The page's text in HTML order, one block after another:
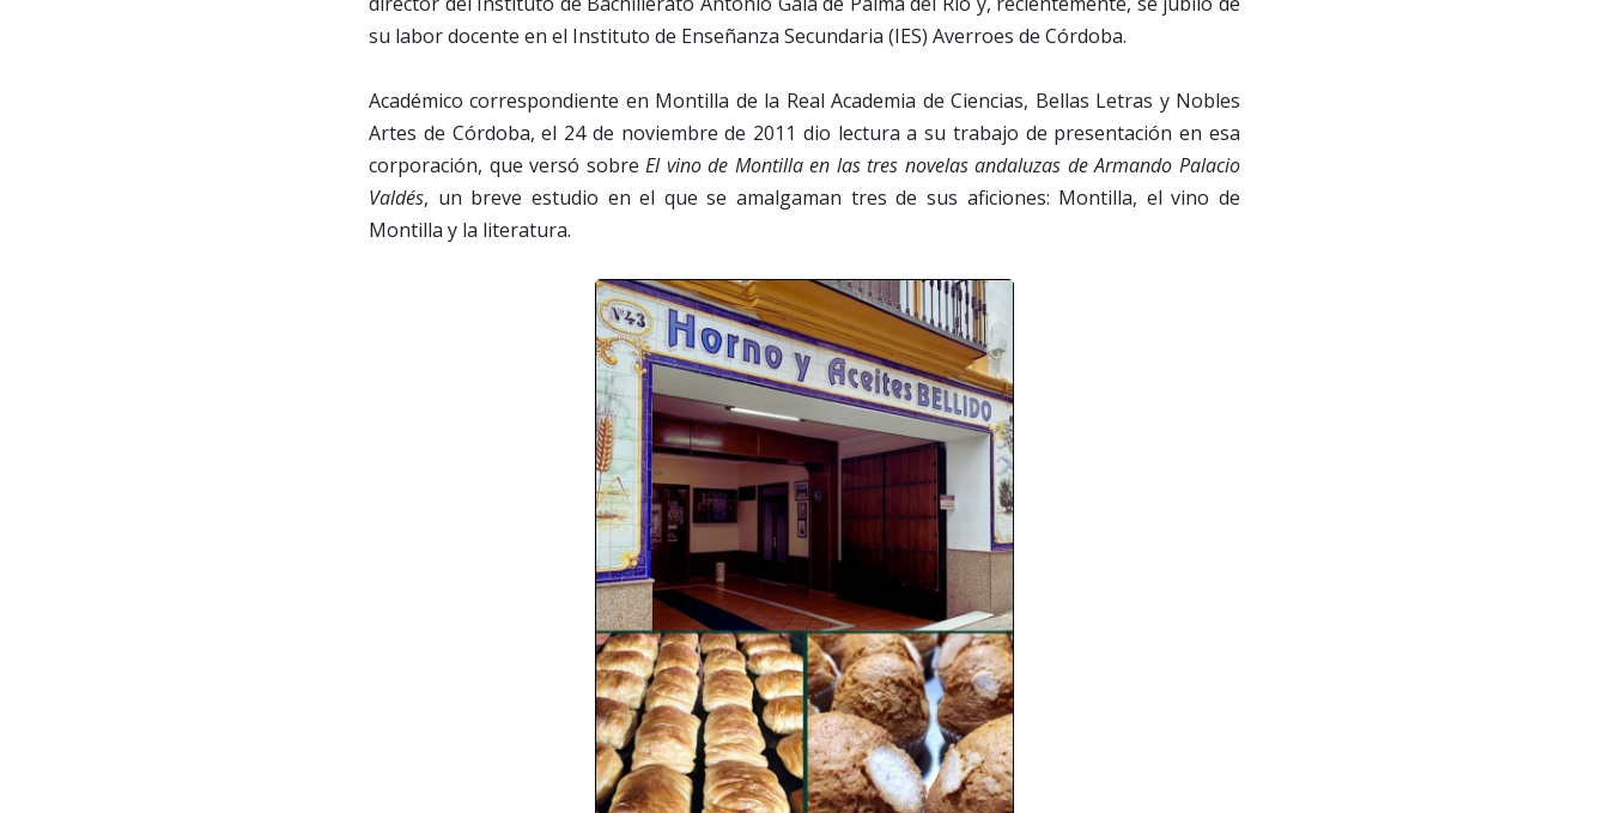
su labor docente en el Instituto de Enseñanza Secundaria (IES) Averroes de Córdoba.
Académico correspondiente en Montilla de la Real Academia de Ciencias, Bellas Letras y Nobles
Artes de Córdoba, el 24 de noviembre de 2011 dio lectura a su trabajo de presentación en esa
corporación, que versó sobreEl vino de Montilla en las tres novelas andaluzas de Armando Palacio
Valdés, un breve estudio en el que se amalgaman tres de sus aficiones: Montilla, el vino de
Montilla y la literatura.